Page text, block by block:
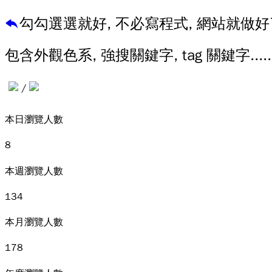
勾勾選選就好, 不必寫程式, 網站就做
包含外觀色系, 強搜關鍵字, tag 關鍵字.....
/
本日瀏覽人數
8
本週瀏覽人數
134
本月瀏覽人數
178